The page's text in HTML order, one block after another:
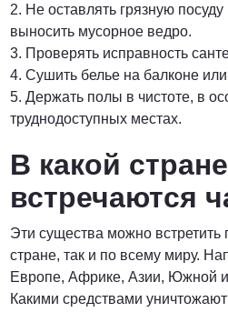
2. Не оставлять грязную
выносить мусорное ведро.
3. Проверять исправность
4. Сушить белье на балконе
5. Держать полы в чистоте, в
труднодоступных местах.
В какой
встречаются
Эти существа можно встретить
стране, так и по всему миру.
Европе, Африке, Азии, Южной
Какими средствами